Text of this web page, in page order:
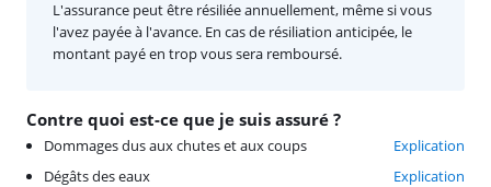
Contre quoi est-ce que je suis assuré ?
Dommages dus aux chutes et aux coups
Explication
Dégâts des eaux
Explication
L'assurance peut être résiliée annuellement, même si vous
l'avez payée à l'avance. En cas de résiliation anticipée, le
montant payé en trop vous sera remboursé.